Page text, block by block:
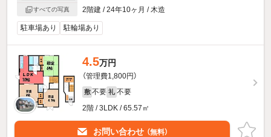
すべての写真
2階建 / 24年10ヶ月 / 木造
駐車場あり 駐輪場あり
4.5万円
（管理費1,800円）
敷 不要 礼 不要
2階 / 3LDK / 65.57㎡
お問い合わせ （無料）